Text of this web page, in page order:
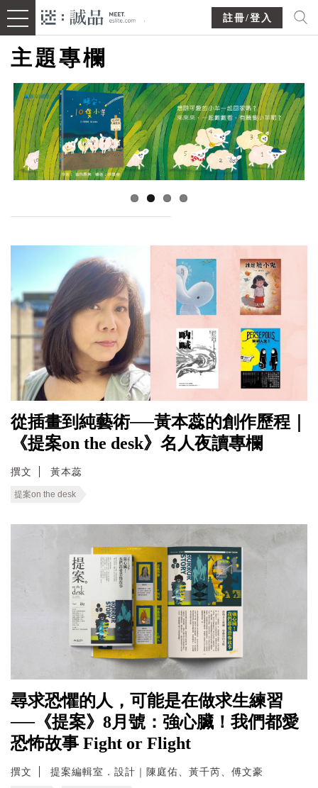
註冊/登入
主題專欄
從插畫到純藝術──黃本蕊的創作歷程｜
《提案on the desk》名人夜讀專欄
撰文 黃本蕊
提案on the desk
尋求恐懼的人，可能是在做求生練習
──《提案》8月號：強心臟！我們都愛
恐怖故事 Fight or Flight
撰文 提案編輯室．設計｜陳庭佑、黃千芮、傅文豪